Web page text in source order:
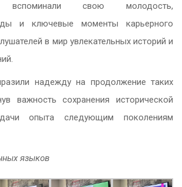
вспоминали свою молодость,
и ключевые моменты карьерного
в мир увлекательных историй и
надежду на продолжение таких
важность сохранения исторической
опыта следующим поколениям
языков